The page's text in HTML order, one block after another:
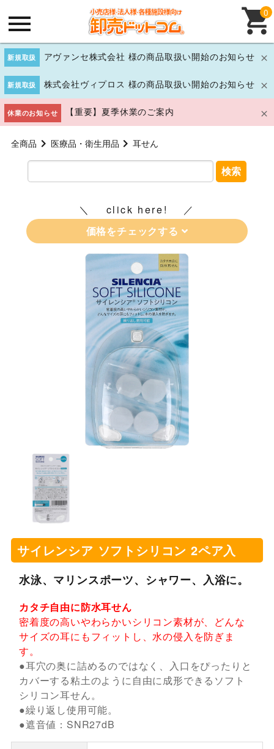
新規取扱 アヴァンセ株式会社 様の商品取扱い開始のお知らせ
新規取扱 株式会社ヴィプロス 様の商品取扱い開始のお知らせ
休業のお知らせ 【重要】夏季休業のご案内
0
全商品 医療品・衛生用品 耳せん
検索
click here!
価格をチェックする
サイレンシア ソフトシリコン 2ペア入
水泳、マリンスポーツ、シャワー、入浴に。
カタチ自由に防水耳せん
密着度の高いやわらかいシリコン素材が、どんな
サイズの耳にもフィットし、水の侵入を防ぎま
す。
●耳穴の奥に詰めるのではなく、入口をぴったりと
カバーする粘土のように自由に成形できるソフト
シリコン耳せん。
●繰り返し使用可能。
●遮音値：SNR27dB